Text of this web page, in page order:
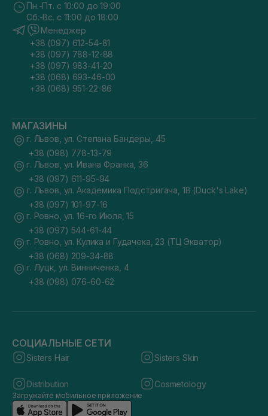
Пн.-Пт. с 10:00 до 19:00
Сб.-Вс. с 11:00 до 18:00
Менеджер
+38 (097) 612-54-81
+38 (097) 788-12-88
+38 (097) 983-41-20
+38 (068) 693-46-00
+38 (068) 951-22-86
МАГАЗИНЫ
г. Львов, ул. Степана Бандеры, 45
+38 (098) 778-13-79
г. Львов, ул. Ивана Франка, 36
+38 (097) 611-95-94
г. Львов, ул. Академика Подстригача, 1В (Duck's Lake)
+38 (097) 101-97-16
г. Ровно, ул. 16-го Июля, 15
+38 (097) 544-61-44
г. Ровно, ул. Кулика и Гудачека, 23 (ТЦ Экватор)
+38 (068) 209-34-88
г. Луцк, ул. Винниченка, 4
+38 (098) 076-60-62
СОЦИАЛЬНЫЕ СЕТИ
Sisters Hair Sisters Skin
Distribution Cosmetology
Загружайте мобильное приложение